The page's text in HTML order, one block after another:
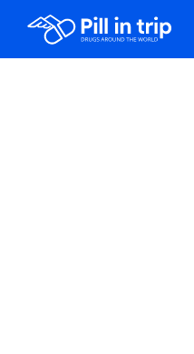
Médicaments a-z